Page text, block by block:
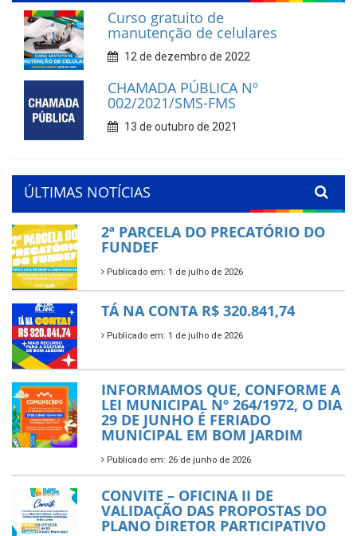
Curso gratuito de
manutenção de celulares
12 de dezembro de 2022
CHAMADA PÚBLICA Nº
002/2021/SMS-FMS
13 de outubro de 2021
ÚLTIMAS NOTÍCIAS
2ª PARCELA DO PRECATÓRIO DO
FUNDEF
Publicado em: 1 de julho de 2026
TÁ NA CONTA R$ 320.841,74
Publicado em: 1 de julho de 2026
INFORMAMOS QUE, CONFORME A
LEI MUNICIPAL Nº 264/1972, O DIA
29 DE JUNHO É FERIADO
MUNICIPAL EM BOM JARDIM
Publicado em: 26 de junho de 2026
CONVITE – OFICINA II DE
VALIDAÇÃO DAS PROPOSTAS DO
PLANO DIRETOR PARTICIPATIVO